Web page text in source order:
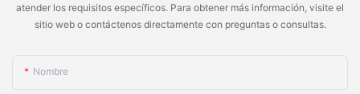
atender los requisitos específicos. Para obtener más información, visite el
sitio web o contáctenos directamente con preguntas o consultas.
Nombre